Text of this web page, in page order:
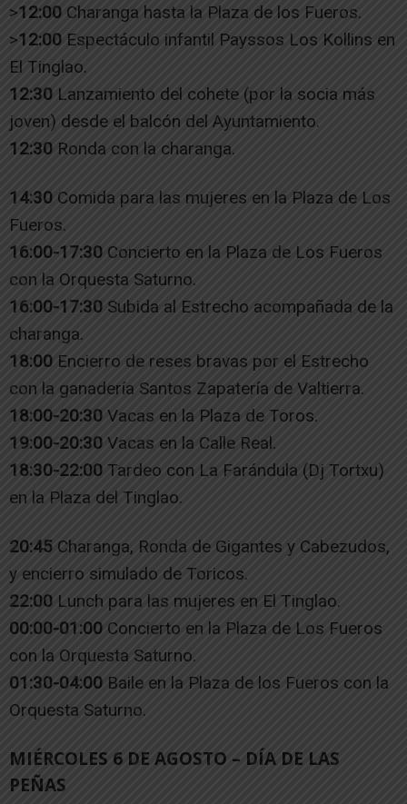
>12:00 Charanga hasta la Plaza de los Fueros.
>12:00 Espectáculo infantil Payssos Los Kollins en
El Tinglao.
12:30 Lanzamiento del cohete (por la socia más
joven) desde el balcón del Ayuntamiento.
12:30 Ronda con la charanga.
14:30 Comida para las mujeres en la Plaza de Los
Fueros.
16:00-17:30 Concierto en la Plaza de Los Fueros
con la Orquesta Saturno.
16:00-17:30 Subida al Estrecho acompañada de la
charanga.
18:00 Encierro de reses bravas por el Estrecho
con la ganadería Santos Zapatería de Valtierra.
18:00-20:30 Vacas en la Plaza de Toros.
19:00-20:30 Vacas en la Calle Real.
18:30-22:00 Tardeo con La Farándula (Dj Tortxu)
en la Plaza del Tinglao.
20:45 Charanga, Ronda de Gigantes y Cabezudos,
y encierro simulado de Toricos.
22:00 Lunch para las mujeres en El Tinglao.
00:00-01:00 Concierto en la Plaza de Los Fueros
con la Orquesta Saturno.
01:30-04:00 Baile en la Plaza de los Fueros con la
Orquesta Saturno.
MIÉRCOLES 6 DE AGOSTO – DÍA DE LAS
PEÑAS